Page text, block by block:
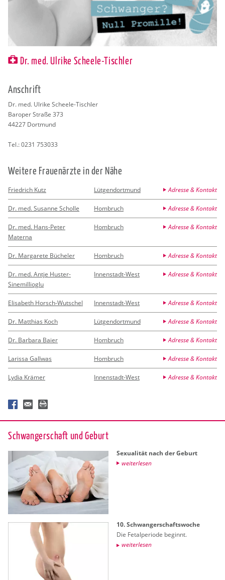
Dr. med. Ulrike Scheele-Tischler
An­schrift
Dr. med. Ul­ri­ke Schee­le-Tisch­ler
Bar­oper Stra­ße 373
44227 Dort­mund
Tel.:0231 753033
Wei­te­re Frau­en­ärz­te in der Nähe
Friedrich Kutz Lütgendortmund Adresse & Kontakt
Dr. med. Susanne Scholle Hombruch Adresse & Kontakt
Dr. med. Hans-Peter
Materna
Hombruch Adresse & Kontakt
Dr. Margarete Bücheler Hombruch Adresse & Kontakt
Dr. med. Antje Huster-
Sinemillioglu
Innenstadt-West Adresse & Kontakt
Elisabeth Horsch-Wutschel Innenstadt-West Adresse & Kontakt
Dr. Matthias Koch Lütgendortmund Adresse & Kontakt
Dr. Barbara Baier Hombruch Adresse & Kontakt
Larissa Gallwas Hombruch Adresse & Kontakt
Lydia Krämer Innenstadt-West Adresse & Kontakt
Schwan­ger­schaft und Ge­burt
Se­xua­li­tät nach der Ge­burt
wei­ter­le­sen
10. Schwan­ger­schafts­wo­che
Die Fe­tal­pe­ri­ode be­ginnt.
wei­ter­le­sen